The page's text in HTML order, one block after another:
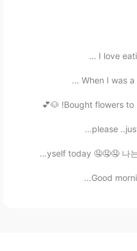
I love
When I was a
Bought flowers to
I made a date with myself
Good